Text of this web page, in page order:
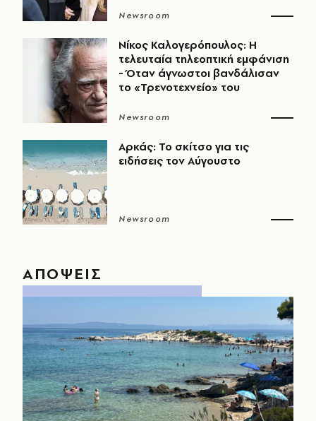
Newsroom
Νίκος Καλογερόπουλος: Η
τελευταία τηλεοπτική εμφάνιση
- Όταν άγνωστοι βανδάλισαν
το «Τρενοτεχνείο» του
Newsroom
Αρκάς: Το σκίτσο για τις
ειδήσεις τον Αύγουστο
Newsroom
ΑΠΟΨΕΙΣ